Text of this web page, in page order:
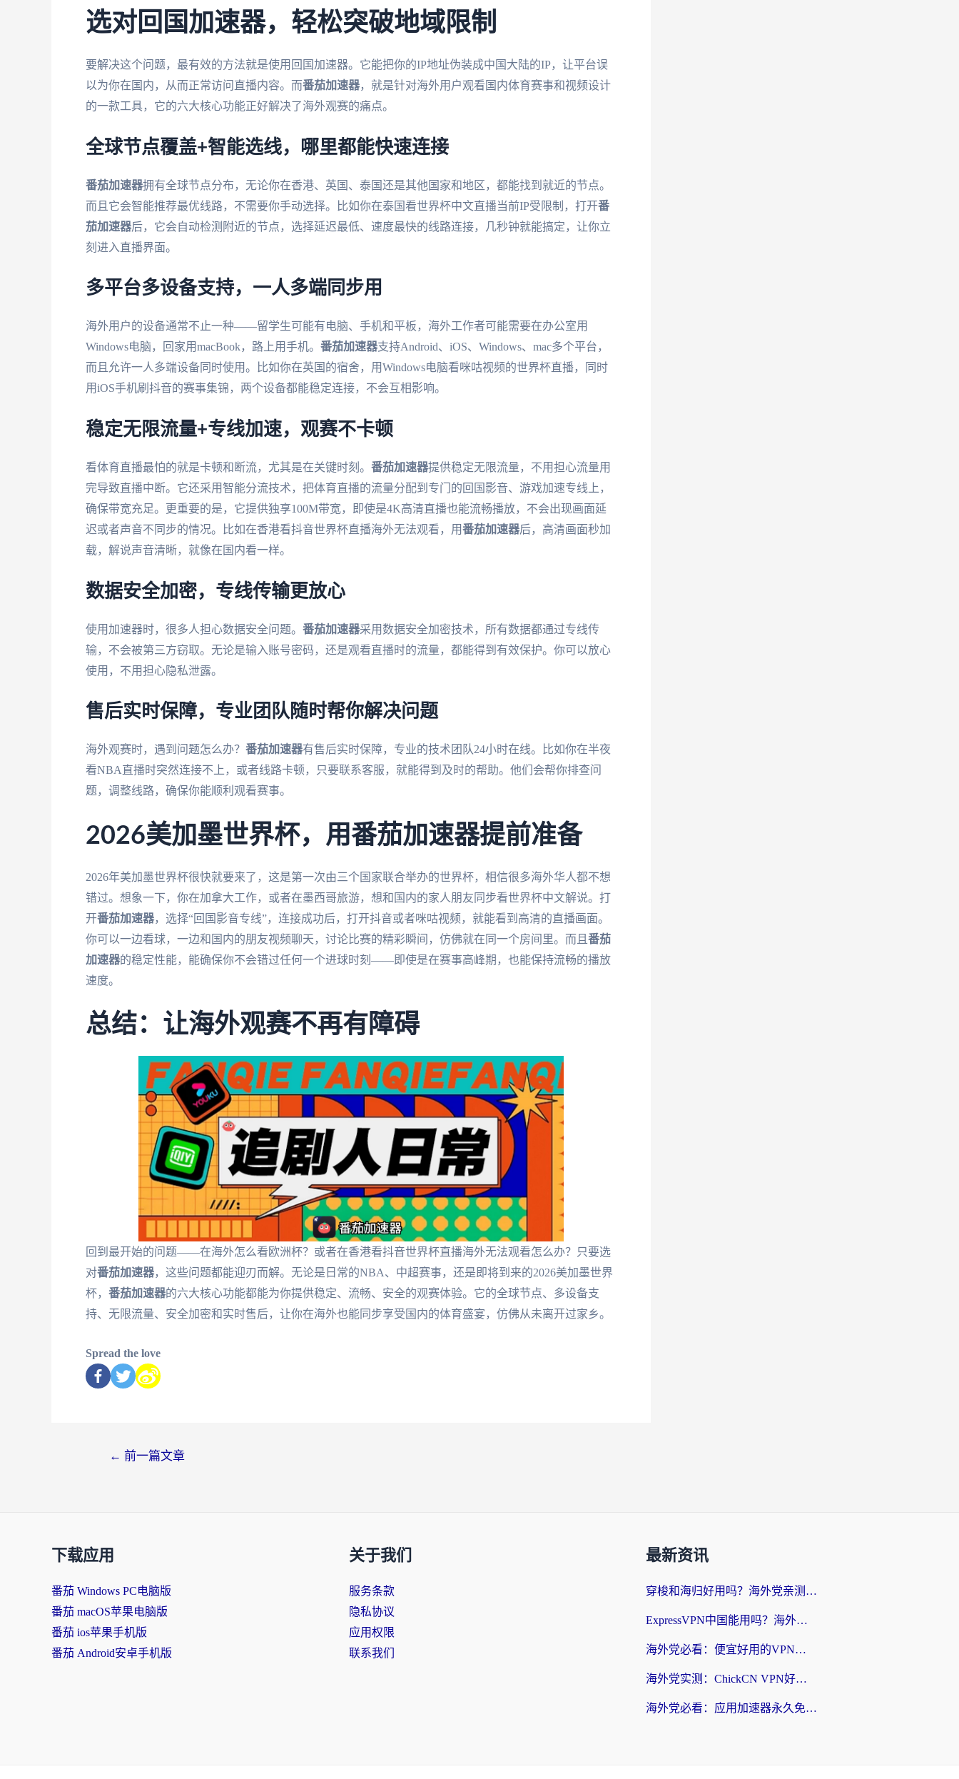
选对回国加速器，轻松突破地域限制
要解决这个问题，最有效的方法就是使用回国加速器。它能把你的IP地址伪装成中国大陆的IP，让平台误
以为你在国内，从而正常访问直播内容。而番茄加速器，就是针对海外用户观看国内体育赛事和视频设计
的一款工具，它的六大核心功能正好解决了海外观赛的痛点。
全球节点覆盖+智能选线，哪里都能快速连接
番茄加速器拥有全球节点分布，无论你在香港、英国、泰国还是其他国家和地区，都能找到就近的节点。
而且它会智能推荐最优线路，不需要你手动选择。比如你在泰国看世界杯中文直播当前IP受限制，打开番
茄加速器后，它会自动检测附近的节点，选择延迟最低、速度最快的线路连接，几秒钟就能搞定，让你立
刻进入直播界面。
多平台多设备支持，一人多端同步用
海外用户的设备通常不止一种——留学生可能有电脑、手机和平板，海外工作者可能需要在办公室用
Windows电脑，回家用macBook，路上用手机。 番茄加速器支持Android、iOS、Windows、mac多个平台，
而且允许一人多端设备同时使用。比如你在英国的宿舍，用Windows电脑看咪咕视频的世界杯直播，同时
用iOS手机刷抖音的赛事集锦，两个设备都能稳定连接，不会互相影响。
稳定无限流量+专线加速，观赛不卡顿
看体育直播最怕的就是卡顿和断流，尤其是在关键时刻。 番茄加速器提供稳定无限流量，不用担心流量用
完导致直播中断。它还采用智能分流技术，把体育直播的流量分配到专门的回国影音、游戏加速专线上，
确保带宽充足。更重要的是，它提供独享100M带宽，即使是4K高清直播也能流畅播放，不会出现画面延
迟或者声音不同步的情况。比如在香港看抖音世界杯直播海外无法观看，用番茄加速器后，高清画面秒加
载，解说声音清晰，就像在国内看一样。
数据安全加密，专线传输更放心
使用加速器时，很多人担心数据安全问题。 番茄加速器采用数据安全加密技术，所有数据都通过专线传
输，不会被第三方窃取。无论是输入账号密码，还是观看直播时的流量，都能得到有效保护。你可以放心
使用，不用担心隐私泄露。
售后实时保障，专业团队随时帮你解决问题
海外观赛时，遇到问题怎么办？ 番茄加速器有售后实时保障，专业的技术团队24小时在线。比如你在半夜
看NBA直播时突然连接不上，或者线路卡顿，只要联系客服，就能得到及时的帮助。他们会帮你排查问
题，调整线路，确保你能顺利观看赛事。
2026美加墨世界杯，用番茄加速器提前准备
2026年美加墨世界杯很快就要来了，这是第一次由三个国家联合举办的世界杯，相信很多海外华人都不想
错过。想象一下，你在加拿大工作，或者在墨西哥旅游，想和国内的家人朋友同步看世界杯中文解说。打
开番茄加速器，选择“回国影音专线”，连接成功后，打开抖音或者咪咕视频，就能看到高清的直播画面。
你可以一边看球，一边和国内的朋友视频聊天，讨论比赛的精彩瞬间，仿佛就在同一个房间里。而且 番茄
加速器的稳定性能，能确保你不会错过任何一个进球时刻——即使是在赛事高峰期，也能保持流畅的播放
速度。
总结：让海外观赛不再有障碍
回到最开始的问题——在海外怎么看欧洲杯？或者在香港看抖音世界杯直播海外无法观看怎么办？只要选
对番茄加速器，这些问题都能迎刃而解。无论是日常的NBA、中超赛事，还是即将到来的2026美加墨世界
杯， 番茄加速器的六大核心功能都能为你提供稳定、流畅、安全的观赛体验。它的全球节点、多设备支
持、无限流量、安全加密和实时售后，让你在海外也能同步享受国内的体育盛宴，仿佛从未离开过家乡。
Spread the love
← 前一篇文章
下载应用
番茄 Windows PC电脑版
番茄 macOS苹果电脑版
番茄 ios苹果手机版
番茄 Android安卓手机版
关于我们
服务条款
隐私协议
应用权限
联系我们
最新资讯
穿梭和海归好用吗？海外党亲测：3步选对回国加速器，无缝刷国内剧玩手游
ExpressVPN中国能用吗？海外党翻回国内的加速器选择指南（附番茄加速器实测）
海外党必看：便宜好用的VPN怎么选？3步解决回国访问难题+Steam改区技巧
海外党实测：ChickCN VPN好用吗？和OurPlay VPN对比哪个回国效果更好？附避坑指南
海外党必看：应用加速器永久免费版真的靠谱吗？教你选对回国加速器无缝刷国内资源